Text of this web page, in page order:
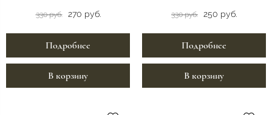
330 руб. 270 руб.
Подробнее
В корзину
330 руб. 250 руб.
Подробнее
В корзину